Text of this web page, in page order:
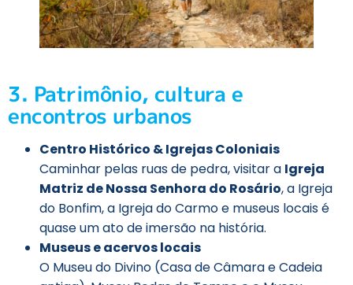
3. Patrimônio, cultura e
encontros urbanos
Centro Histórico & Igrejas Coloniais
Caminhar pelas ruas de pedra, visitar a Igreja
Matriz de Nossa Senhora do Rosário, a Igreja
do Bonfim, a Igreja do Carmo e museus locais é
quase um ato de imersão na história.
Museus e acervos locais
O Museu do Divino (Casa de Câmara e Cadeia